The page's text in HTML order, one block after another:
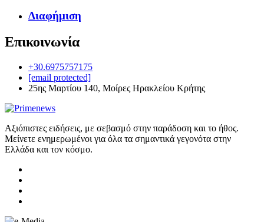
Διαφήμιση
Επικοινωνία
+30.6975757175
[email protected]
25ης Μαρτίου 140, Μοίρες Ηρακλείου Κρήτης
Αξιόπιστες ειδήσεις, με σεβασμό στην παράδοση και το ήθος.
Μείνετε ενημερωμένοι για όλα τα σημαντικά γεγονότα στην
Ελλάδα και τον κόσμο.